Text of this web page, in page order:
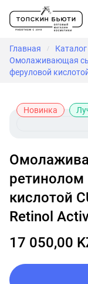
Главная / Каталог
Омолаживающая
феруловой
Новинка
Омолаживающая сыворотка с
ретинолом
кислотой
Retinol
17 050,00